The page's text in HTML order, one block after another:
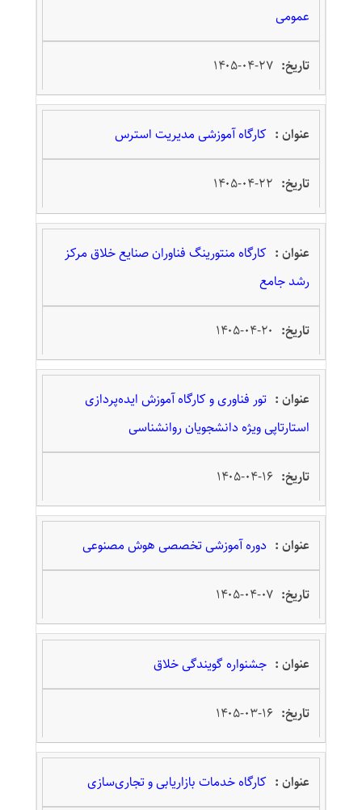
عمومی
۱۴۰۵-۰۴-۲۷
کارگاه آموزشی مدیریت استرس
۱۴۰۵-۰۴-۲۲
کارگاه منتورینگ فناوران صنایع خلاق مرکز
رشد جامع
۱۴۰۵-۰۴-۲۰
تور فناوری و کارگاه آموزش ایده‌پردازی
استارتاپی ویژه دانشجویان روانشناسی
۱۴۰۵-۰۴-۱۶
دوره آموزشی تخصصی هوش مصنوعی
۱۴۰۵-۰۴-۰۷
جشنواره گویندگی خلاق
۱۴۰۵-۰۳-۱۶
کارگاه خدمات بازاریابی و تجاری‌سازی